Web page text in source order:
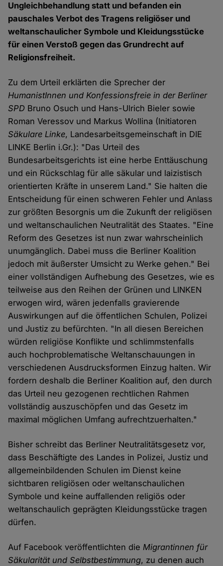
Ungleichbehandlung statt und befanden ein
pauschales Verbot des Tragens religiöser und
weltanschaulicher Symbole und Kleidungsstücke
für einen Verstoß gegen das Grundrecht auf
Religionsfreiheit.
Zu dem Urteil erklärten die Sprecher der
HumanistInnen und Konfessionsfreie in der Berliner
SPD Bruno Osuch und Hans-Ulrich Bieler sowie
Roman Veressov und Markus Wollina (Initiatoren
Säkulare Linke, Landesarbeitsgemeinschaft in DIE
LINKE Berlin i.Gr.): "Das Urteil des
Bundesarbeitsgerichts ist eine herbe Enttäuschung
und ein Rückschlag für alle säkular und laizistisch
orientierten Kräfte in unserem Land." Sie halten die
Entscheidung für einen schweren Fehler und Anlass
zur größten Besorgnis um die Zukunft der religiösen
und weltanschaulichen Neutralität des Staates. "Eine
Reform des Gesetzes ist nun zwar wahrscheinlich
unumgänglich. Dabei muss die Berliner Koalition
jedoch mit äußerster Umsicht zu Werke gehen." Bei
einer vollständigen Aufhebung des Gesetzes, wie es
teilweise aus den Reihen der Grünen und LINKEN
erwogen wird, wären jedenfalls gravierende
Auswirkungen auf die öffentlichen Schulen, Polizei
und Justiz zu befürchten. "In all diesen Bereichen
würden religiöse Konflikte und schlimmstenfalls
auch hochproblematische Weltanschauungen in
verschiedenen Ausdrucksformen Einzug halten. Wir
fordern deshalb die Berliner Koalition auf, den durch
das Urteil neu gezogenen rechtlichen Rahmen
vollständig auszuschöpfen und das Gesetz im
maximal möglichen Umfang aufrechtzuerhalten."
Bisher schreibt das Berliner Neutralitätsgesetz vor,
dass Beschäftigte des Landes in Polizei, Justiz und
allgemeinbildenden Schulen im Dienst keine
sichtbaren religiösen oder weltanschaulichen
Symbole und keine auffallenden religiös oder
weltanschaulich geprägten Kleidungsstücke tragen
dürfen.
Auf Facebook veröffentlichten dieMigrantinnen für
Säkularität und Selbstbestimmung, zu denen auch